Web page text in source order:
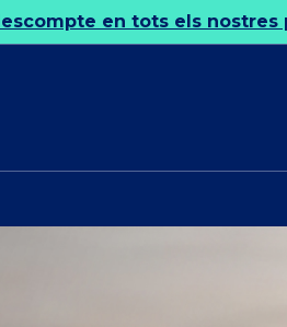
en tots els nostres